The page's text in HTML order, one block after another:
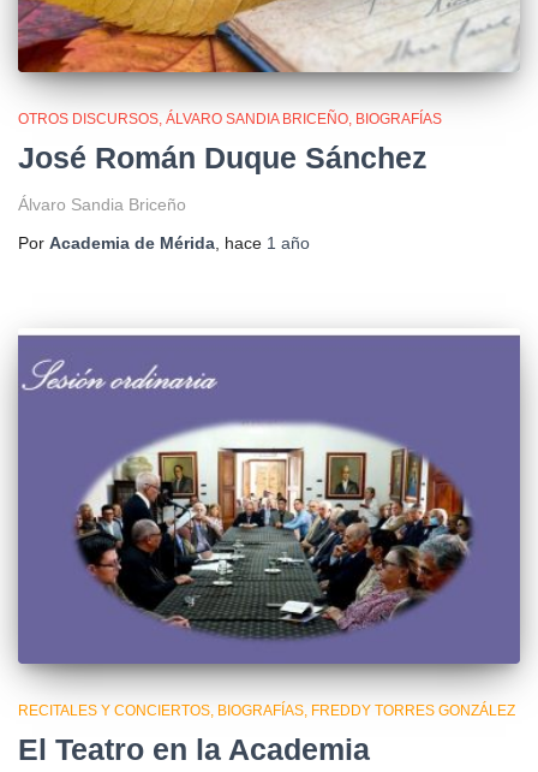
OTROS DISCURSOS ÁLVARO SANDIA BRICEÑO BIOGRAFÍAS
José Román Duque Sánchez
Álvaro Sandia Briceño
Por Academia de Mérida , hace 1 año
RECITALES Y CONCIERTOS BIOGRAFÍAS FREDDY TORRES GONZÁLEZ
El Teatro en la Academia